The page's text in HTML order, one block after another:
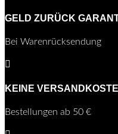
GELD ZURÜCK
Bei Warenrücksendung

KEINE
Bestellungen ab 50 €